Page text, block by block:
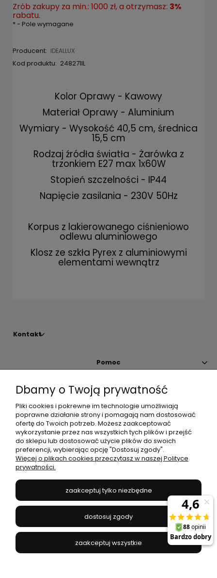
Zrób zakupy za min.: 1000 zł, a otrzymasz: 3%
rabatu.
*- Pole wymagane
Producent: IDEALLUX
Kod produktu: 248271IL
Kolor Oprawy - Kawowy
Materiał Oprawy - Aluminium
Wymiary - Wysokość 40,5 cm, średnica
15,5 cm
Rodzaj źródła światła - Żarówka z
trzonkiem E27 max 1x60W
Stopień szczelności - IP44
Napięcie zasilania - 230V 50Hz
Korpus z lakierowanego ciśnieniowo
odlewu aluminiowego
Klosz ze szkła Pyrex z aluminiowymi
elementami wewnątrz
Kontakt
Pomoc
Moje konto
Płatności i dostawa
Informacje
JANEX
669-050-03-43
504 545 749//E-mail:sklep@janexmarket.pl
Dbamy o Twoją prywatność
Pliki cookies i pokrewne im technologie umożliwiają
poprawne działanie strony i pomagają nam dostosować
ofertę do Twoich potrzeb. Możesz zaakceptować
wykorzystanie przez nas wszystkich tych plików i przejść
do sklepu lub dostosować użycie plików do swoich
preferencji, wybierając opcję "Dostosuj zgody".
Więcej o plikach cookies przeczytasz w naszej Polityce
prywatności.
zaakceptuj tylko niezbędne
dostosuj zgody
zaakceptuj wszystkie